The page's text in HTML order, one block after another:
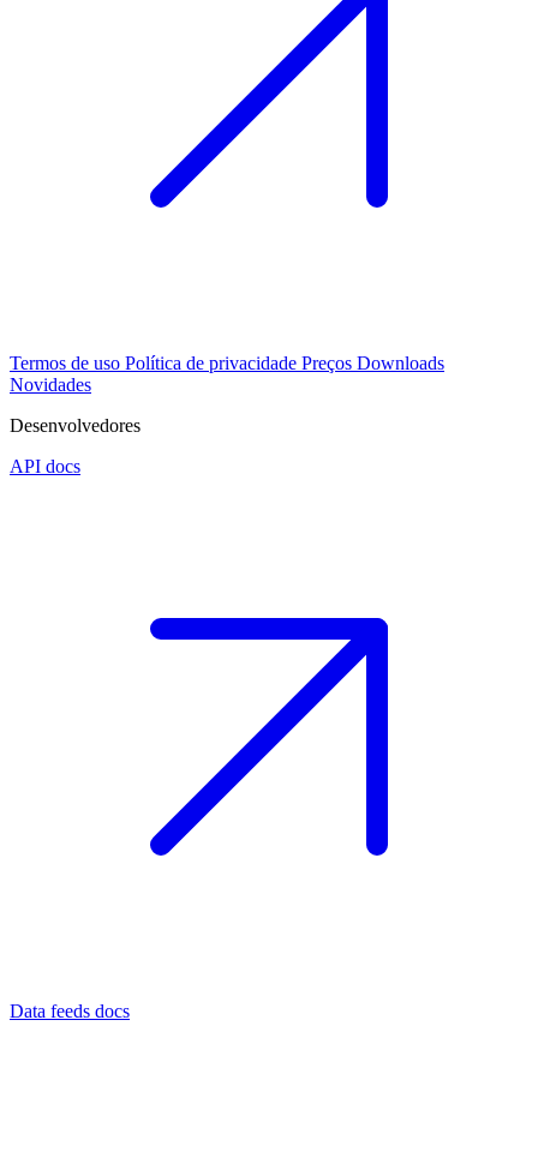
Termos de uso Política de privacidade Preços Downloads
Novidades
Desenvolvedores
API docs
Data feeds docs